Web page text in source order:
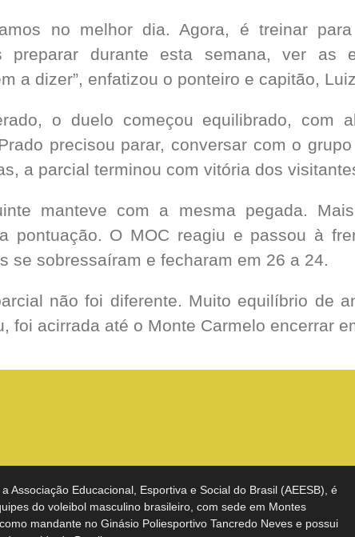
no melhor dia. Agora, é treinar
preparar durante esta semana, ver as
a dizer”, enfatizou o ponteiro e capitão,
o duelo começou equilibrado, com
precisou parar, conversar com o
a parcial terminou com vitória dos
manteve com a mesma pegada.
pontuação. O MOC reagiu e passou à
se sobressaíram e fecharam em 26 a 24.
não foi diferente. Muito equilíbrio de
foi acirrada até o Monte Carmelo encerrar
Associação Educacional, Esportiva e Social do Brasil (AEESB), é
do voleibol masculino brasileiro, com sede em Montes
mandante no Ginásio Poliesportivo Tancredo Neves e possui